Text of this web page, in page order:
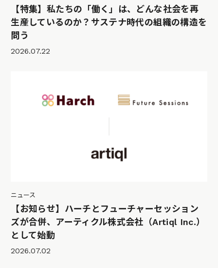
【特集】私たちの「働く」は、どんな社会を再
生産しているのか？サステナ時代の組織の構造を
問う
2026.07.22
ニュース
【お知らせ】ハーチとフューチャーセッション
ズが合併、アーティクル株式会社（Artiql Inc.）
として始動
2026.07.02